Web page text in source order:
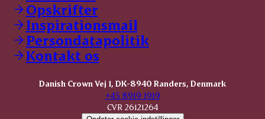
Tulip
Friland
Dansk Kødkvæg
STOLT
Dansk Kalv
KOMBI Hak
Opskrifter
Inspirationsmail
Persondatapolitik
Kontakt os
Danish Crown Vej 1, DK-8940 Randers, Denmark
+45 8919 1919
CVR 26121264